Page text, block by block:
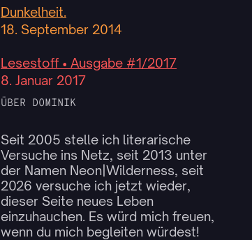
Dunkelheit.
18. September 2014
Lesestoff • Ausgabe #1/2017
8. Januar 2017
ÜBER DOMINIK
Seit 2005 stelle ich literarische
Versuche ins Netz, seit 2013 unter
der Namen Neon|Wilderness, seit
2026 versuche ich jetzt wieder,
dieser Seite neues Leben
einzuhauchen. Es würd mich freuen,
wenn du mich begleiten würdest!